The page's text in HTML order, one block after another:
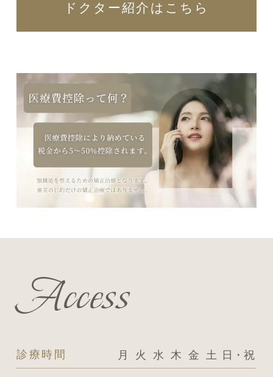
ドクター紹介はこちら
Access
診療時間 月 火 水 木 金 土 日・祝